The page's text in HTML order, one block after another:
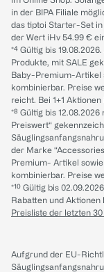
in der BIPA Filiale
das tiptoi Starter-Set
der Wert iHv 54.99 €
*⁴ Gültig bis
Produkte, mit SALE
Baby-Premium-Artikel
kombinierbar. Preise
reicht. Bei 1+1
*⁸ Gültig bis
Preiswert“
der Marke
Premium- Artikel
kombinierbar. Preise
*¹⁰ Gültig bis
Rabatten und
Preisliste der letzten 30
Aufgrund der EU-